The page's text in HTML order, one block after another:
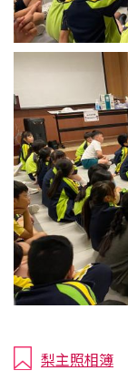
梨主照相簿